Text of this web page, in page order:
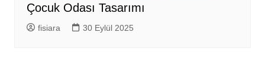
Çocuk Odası Tasarımı
fisiara 30 Eylül 2025